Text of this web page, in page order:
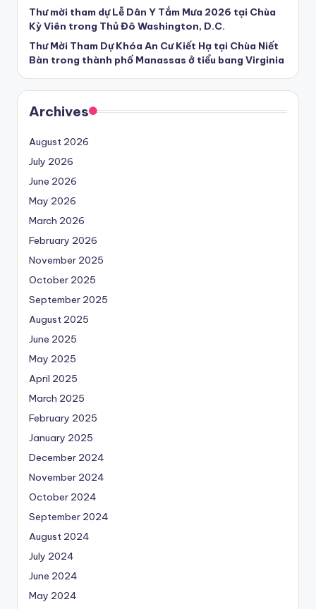
Thư mời tham dự Lễ Dân Y Tắm Mưa 2026 tại Chùa
Kỳ Viên trong Thủ Đô Washington, D.C.
Thư Mời Tham Dự Khóa An Cư Kiết Hạ tại Chùa Niết
Bàn trong thành phố Manassas ở tiểu bang Virginia
Archives
August 2026
July 2026
June 2026
May 2026
March 2026
February 2026
November 2025
October 2025
September 2025
August 2025
June 2025
May 2025
April 2025
March 2025
February 2025
January 2025
December 2024
November 2024
October 2024
September 2024
August 2024
July 2024
June 2024
May 2024